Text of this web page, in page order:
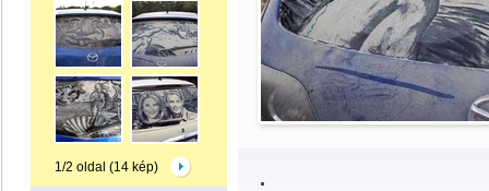
1/2 oldal (14 kép)
.